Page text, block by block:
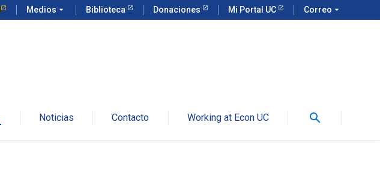
Medios arrow_drop_down Biblioteca Donaciones Mi Portal UC Correo arrow_drop_down
Noticias Contacto Working at Econ UC search